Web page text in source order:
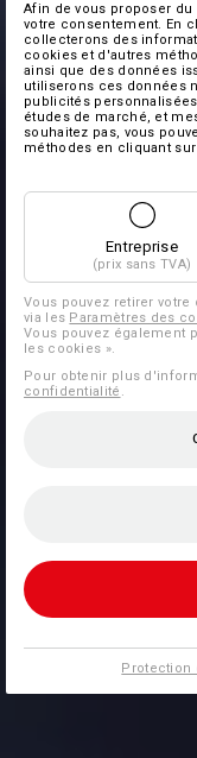
Afin de vous proposer
votre consentement. En
collecterons des
cookies et d'autres
ainsi que des données
utiliserons ces données
publicités
études de marché, et
souhaitez pas, vous
méthodes en cliquant
Entreprise
(prix sans TVA)
Vous pouvez retirer
via les Paramètres des
Vous pouvez également
les cookies ».
Pour obtenir plus
confidentialité .
Protection